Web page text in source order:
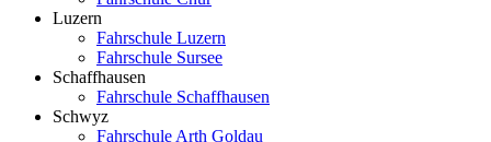
Luzern
Fahrschule Luzern
Fahrschule Sursee
Schaffhausen
Fahrschule Schaffhausen
Schwyz
Fahrschule Arth Goldau